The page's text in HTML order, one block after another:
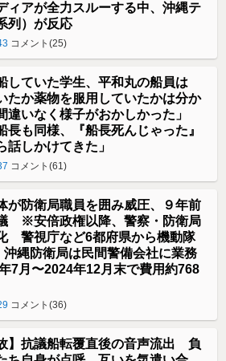
ィアが全力スルーする中、沖縄テ
列）が反応
コメント(25)
していた学生、平和丸の船員は
たか薬物を服用していたかは分か
違いなく様子がおかしかった」
長も同様、『船長死んじゃった』
話しかけてきた」
コメント(61)
が防衛局職員を囲み威圧、９年前
※安倍政権以降、警察・防衛局
警視庁など6都府県から機動隊
縄防衛局は民間警備会社に業務
7月〜2024年12月末で費用約768
コメント(36)
】抗議船転覆直後の音声流出 負